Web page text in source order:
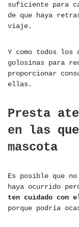
suficiente para
de que haya
viaje.
Y como todos los
golosinas para
proporcionar
ellas.
Presta
en las
mascota
Es posible que
haya ocurrido
ten cuidado con
porque podría